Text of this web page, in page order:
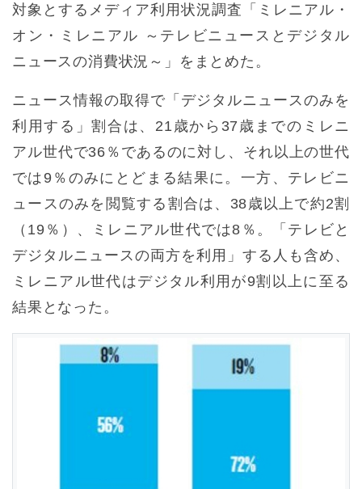
対象とするメディア利用状況調査「ミレニアル・
オン・ミレニアル ～テレビニュースとデジタル
ニュースの消費状況～」をまとめた。
ニュース情報の取得で「デジタルニュースのみを
利用する」割合は、21歳から37歳までのミレニ
アル世代で36％であるのに対し、それ以上の世代
では9％のみにとどまる結果に。一方、テレビニ
ュースのみを閲覧する割合は、38歳以上で約2割
（19％）、ミレニアル世代では8％。「テレビと
デジタルニュースの両方を利用」する人も含め、
ミレニアル世代はデジタル利用が9割以上に至る
結果となった。